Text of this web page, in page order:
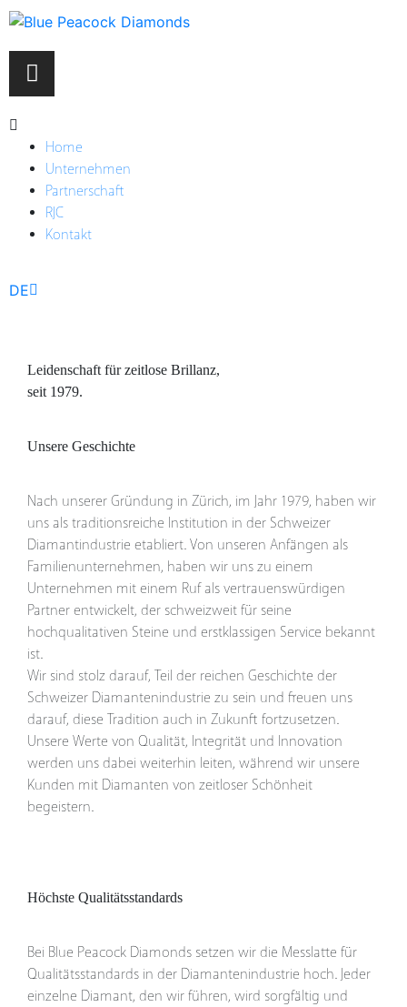
Home
Unternehmen
Partnerschaft
RJC
Kontakt
DE
FR
Leidenschaft für zeitlose Brillanz,
seit 1979.
Unsere Geschichte
Nach unserer Gründung in Zürich, im Jahr 1979, haben wir
uns als traditionsreiche Institution in der Schweizer
Diamantindustrie etabliert. Von unseren Anfängen als
Familienunternehmen, haben wir uns zu einem
Unternehmen mit einem Ruf als vertrauenswürdigen
Partner entwickelt, der schweizweit für seine
hochqualitativen Steine und erstklassigen Service bekannt
ist.
Wir sind stolz darauf, Teil der reichen Geschichte der
Schweizer Diamantenindustrie zu sein und freuen uns
darauf, diese Tradition auch in Zukunft fortzusetzen.
Unsere Werte von Qualität, Integrität und Innovation
werden uns dabei weiterhin leiten, während wir unsere
Kunden mit Diamanten von zeitloser Schönheit
begeistern.
Höchste Qualitätsstandards
Bei Blue Peacock Diamonds setzen wir die Messlatte für
Qualitätsstandards in der Diamantenindustrie hoch. Jeder
einzelne Diamant, den wir führen, wird sorgfältig und